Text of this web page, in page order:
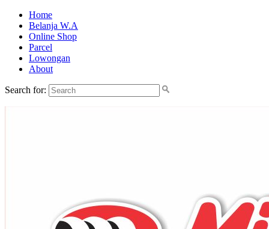
Home
Belanja W.A
Online Shop
Parcel
Lowongan
About
Search for: